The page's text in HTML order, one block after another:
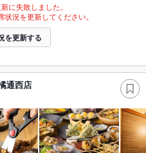
に失敗しました。
況を更新してください。
を更新する
通西店